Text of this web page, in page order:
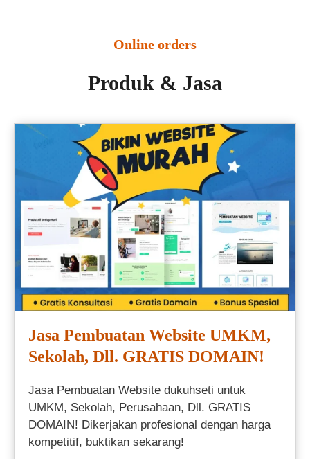
Online orders
Produk & Jasa
Jasa Pembuatan Website UMKM,
Sekolah, Dll. GRATIS DOMAIN!
Jasa Pembuatan Website dukuhseti untuk
UMKM, Sekolah, Perusahaan, Dll. GRATIS
DOMAIN! Dikerjakan profesional dengan harga
kompetitif, buktikan sekarang!